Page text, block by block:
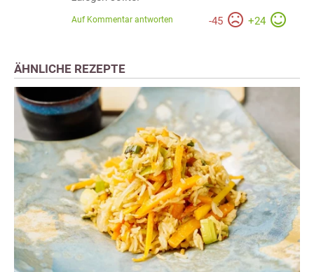
-45 +24
Auf Kommentar antworten
ÄHNLICHE REZEPTE